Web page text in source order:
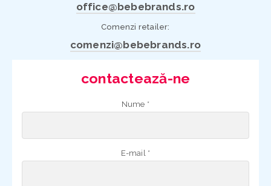
office@bebebrands.ro
Comenzi retailer:
comenzi@bebebrands.ro
contactează-ne
Nume *
E-mail *